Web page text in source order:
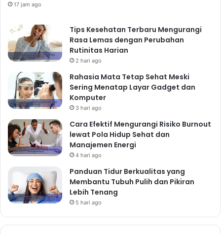
17 jam ago
Tips Kesehatan Terbaru Mengurangi
Rasa Lemas dengan Perubahan
Rutinitas Harian
2 hari ago
Rahasia Mata Tetap Sehat Meski
Sering Menatap Layar Gadget dan
Komputer
3 hari ago
Cara Efektif Mengurangi Risiko Burnout
lewat Pola Hidup Sehat dan
Manajemen Energi
4 hari ago
Panduan Tidur Berkualitas yang
Membantu Tubuh Pulih dan Pikiran
Lebih Tenang
5 hari ago